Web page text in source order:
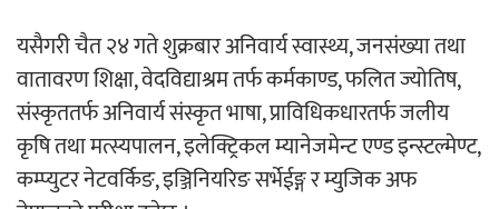
यसैगरी चैत २४ गते शुक्रबार अनिवार्य स्वास्थ्य, जनसंख्या तथा
वातावरण शिक्षा, वेदविद्याश्रम तर्फ कर्मकाण्ड, फलित ज्योतिष,
संस्कृततर्फ अनिवार्य संस्कृत भाषा, प्राविधिकधारतर्फ जलीय
कृषि तथा मत्स्यपालन, इलेक्ट्रिकल म्यानेजमेन्ट एण्ड इन्स्टल्मेण्ट,
कम्प्युटर नेटवर्किङ, इञ्जिनियरिङ सर्भेईङ्ग र म्युजिक अफ